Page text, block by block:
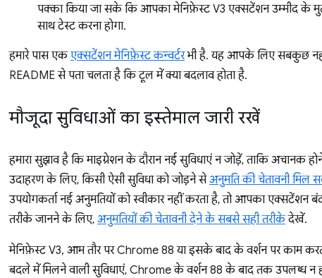
पक्का किया जा सके कि आपका मेनिफ़ेस्ट V3 एक्सटेंशन उम्मीद के
साथ टेस्ट करना होगा.
हमारे पास एकएक्सटेंशन मेनिफ़ेस्ट कन्वर्टरभी है. यह आपके लिए सबकुछ
README से पता चलता है कि टूल में क्या बदलाव होता है.
मौजूदा सुविधाओं का इस्तेमाल जारी रखें
हमारा सुझाव है कि माइग्रेशन के दौरान नई सुविधाएं न जोड़ें, ताकि अचानक
उदाहरण के लिए, किसी ऐसी सुविधा को जोड़ने सेअनुमति की चेतावनी मिल
उपयोगकर्ता नई अनुमतियों को स्वीकार नहीं करता है, तो आपका एक्सटेंशन
तरीके जानने के लिए, अनुमतियों की चेतावनी देने के सबसे सही तरीकेदेखें.
मेनिफ़ेस्ट V3, आम तौर पर Chrome 88 या इसके बाद के वर्शन पर काम
बदले में मिलने वाली सुविधाएं, Chrome के वर्शन 88 के बाद तक उपलब्ध न